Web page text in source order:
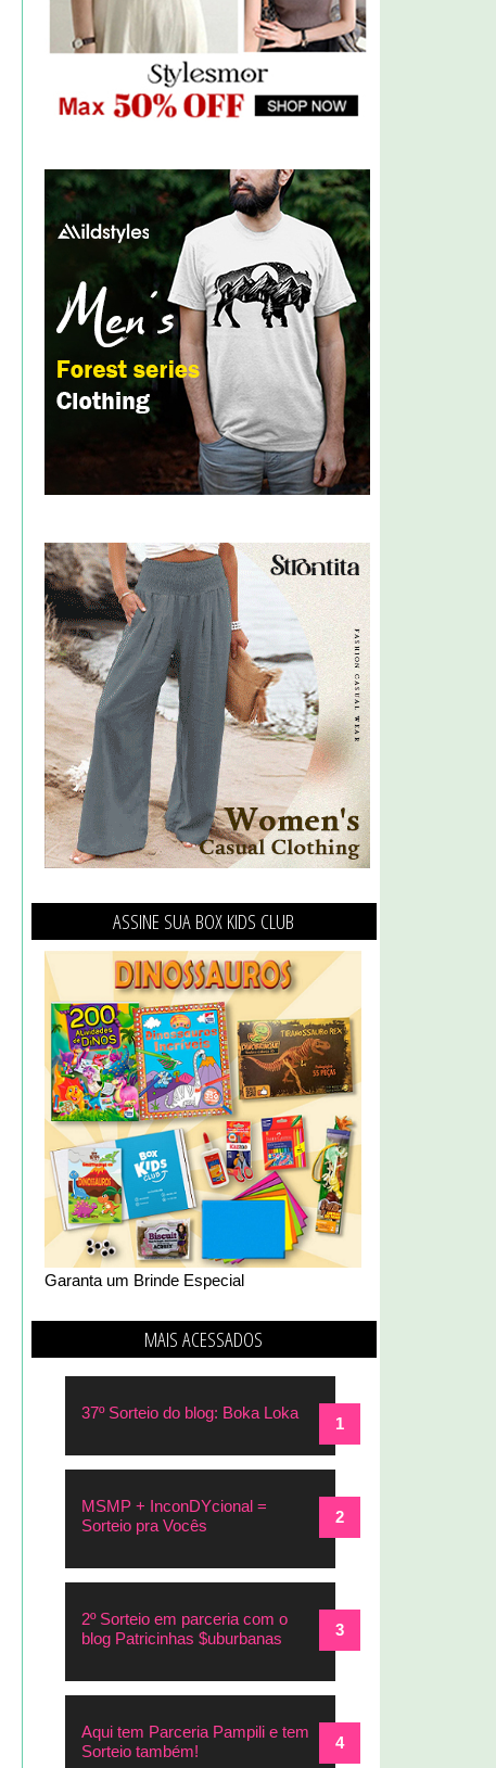
ASSINE SUA BOX KIDS CLUB
Garanta um Brinde Especial
MAIS ACESSADOS
37º Sorteio do blog: Boka Loka
MSMP + InconDYcional =
Sorteio pra Vocês
2º Sorteio em parceria com o
blog Patricinhas $uburbanas
Aqui tem Parceria Pampili e tem
Sorteio também!